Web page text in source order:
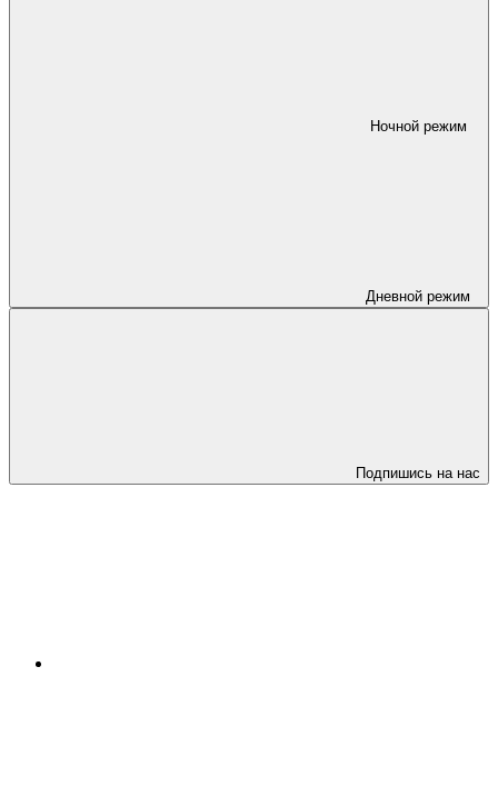
Ночной режим
Дневной режим
Подпишись на нас